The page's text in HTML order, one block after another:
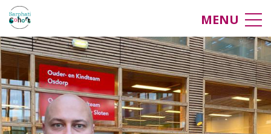
Amsterdam MENU